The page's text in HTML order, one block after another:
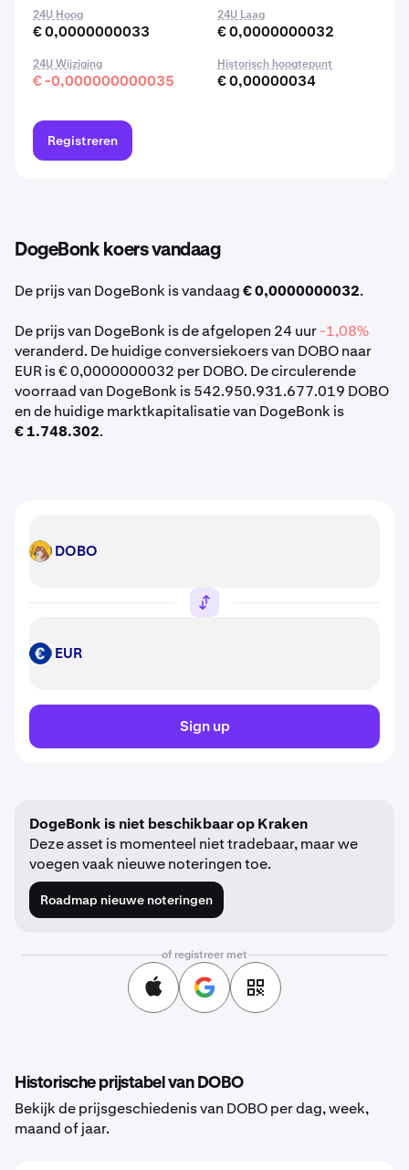
24U Hoog
€ 0,0000000033
24U Laag
€ 0,0000000032
24U Wijziging
€ -0,000000000035
Historisch hoogtepunt
€ 0,00000034
Registreren
DogeBonk koers vandaag
De prijs van DogeBonk is vandaag€ 0,0000000032.
De prijs van DogeBonk is de afgelopen 24 uur-1,08%
veranderd. De huidige conversiekoers van DOBO naar
EUR is € 0,0000000032 per DOBO. De circulerende
voorraad van DogeBonk is 542.950.931.677.019 DOBO
en de huidige marktkapitalisatie van DogeBonk is
€ 1.748.302.
DOBO DOBO
EUR EUR
Sign up
DogeBonk is niet beschikbaar op Kraken
Deze asset is momenteel niet tradebaar, maar we
voegen vaak nieuwe noteringen toe.
Roadmap nieuwe noteringen
of registreer met
Historische prijstabel van DOBO
Bekijk de prijsgeschiedenis van DOBO per dag, week,
maand of jaar.